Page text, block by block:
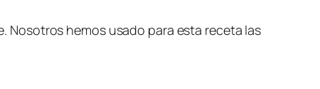
Nosotros hemos usado para esta receta las